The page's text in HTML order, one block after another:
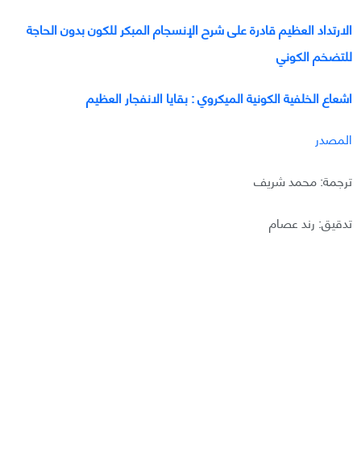
الارتداد العظيم قادرة على شرح الإنسجام المبكر للكون بدون الحاجة
للتضخم الكوني
اشعاع الخلفية الكونية الميكروي : بقايا الانفجار العظيم
المصدر
ترجمة: محمد شريف
تدقيق: رند عصام